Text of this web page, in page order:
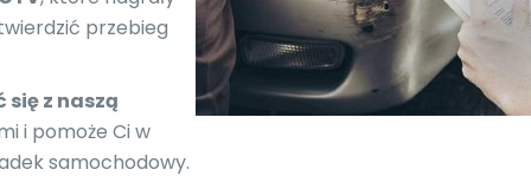
przebieg
z naszą
i pomoże Ci w
samochodowy.